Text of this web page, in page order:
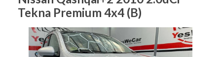
Tekna Premium 4x4 (B)